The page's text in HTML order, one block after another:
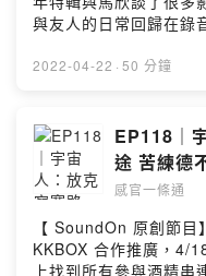
整理大家都該看見的真
垠有限公司共同創辦人
https://matters.news/
通 Instagram：
https://
通 LINE 社群：
https://line.me/ti/g2/
與友人的日常回歸在錄
也不是只有批評，本集
樂重擊主編／無垠有限
https://matters.news/
台大台文所畢業／無垠
／作家https://
通 Instagram：
https://
通 LINE 社群：
2022-04-22 · 50 分鐘
EP118｜
途 苦練德
感官一條通
【 SoundOn 原創節目
KKBOX 合作推廣，4/
上找到所有參與酒精